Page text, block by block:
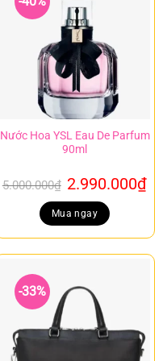
Nước Hoa YSL Eau De Parfum
90ml
5.000.000₫ Giá
gốc
là:
5.000.000₫.
2.990.000₫
là:
Mua ngay
-33%